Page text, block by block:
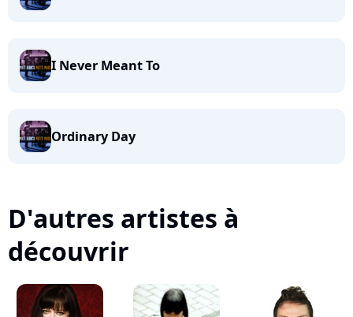
I Never Meant To
Ordinary Day
D'autres artistes à
découvrir